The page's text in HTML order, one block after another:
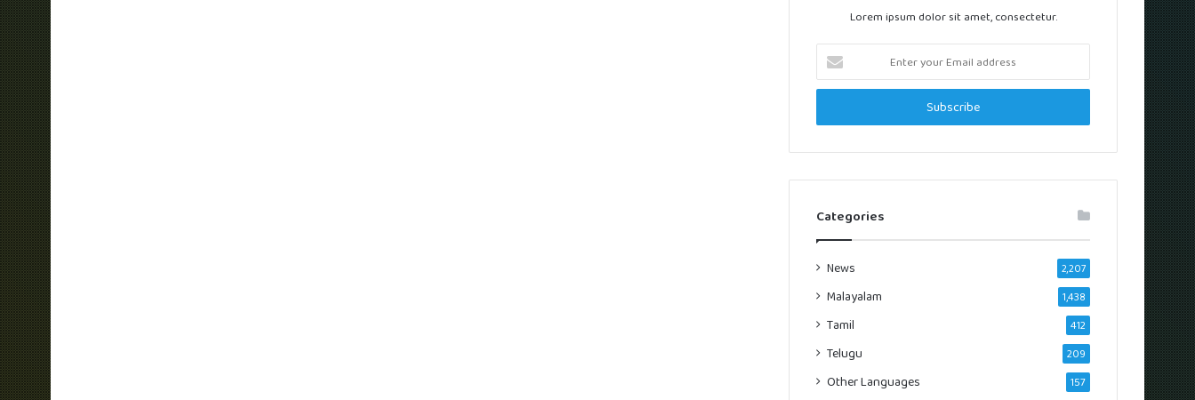
Lorem ipsum dolor sit amet, consectetur.
Enter
your
Email
Categories
News 2,207
Malayalam 1,438
Tamil 412
Telugu 209
Other Languages 157